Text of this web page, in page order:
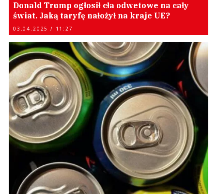
Donald Trump ogłosił cła odwetowe na cały
świat. Jaką taryfę nałożył na kraje UE?
03.04.2025 / 11:27